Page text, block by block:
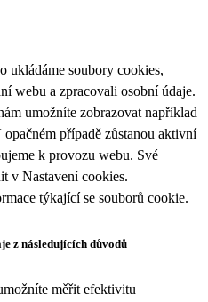
ukládáme soubory cookies,
webu a zpracovali osobní údaje.
umožníte zobrazovat například
případě zůstanou aktivní
k provozu webu. Své
v Nastavení cookies.
týkající se souborů cookie.
z následujících důvodů
měřit efektivitu